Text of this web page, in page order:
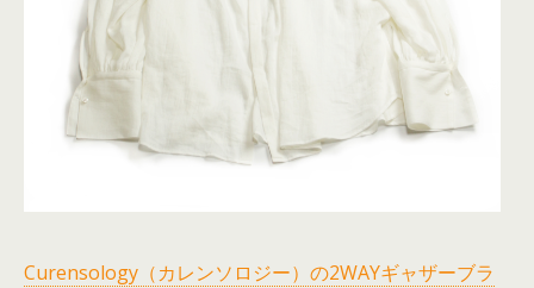
Curensology（カレンソロジー）の2WAYギャザーブラ